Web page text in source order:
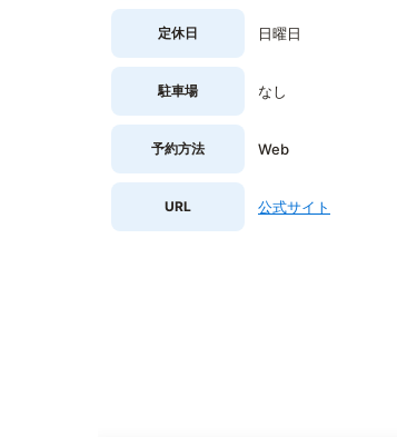
定休日 日曜日
駐車場 なし
予約方法 Web
URL 公式サイト